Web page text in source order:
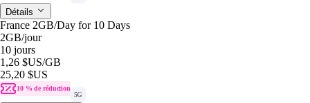
Détails
France 2GB/Day for 10 Days
2GB/jour
10 jours
1,26 $US/GB
25,20 $US
10 % de réduction
5G